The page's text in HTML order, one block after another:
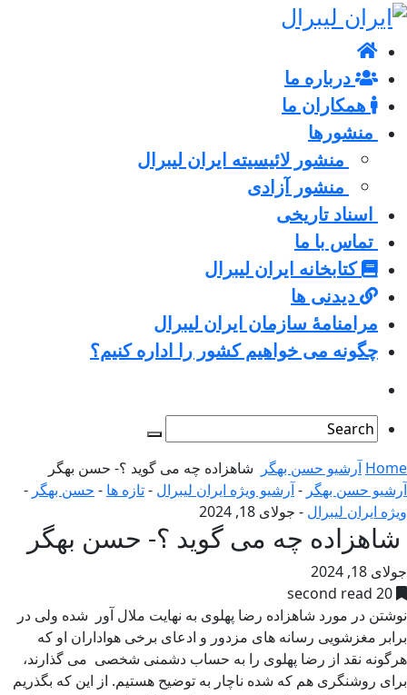
درباره ما
همکاران ما
منشورها
منشور لائیسیته ایران لیبرال
منشور آزادی
اسناد تاریخی
تماس با ما
کتابخانه ایران لیبرال
دیدنی ها
مرامنامۀ سازمان ایران لیبرال
چگونه می خواهیم کشور را اداره کنیم؟
Home آرشیو حسن بهگر
شاهزاده چه می گوید ؟- حسن بهگر
آرشیو حسن بهگر -آرشیو ویژه ایران لیبرال -تازه ها - حسن بهگر -
ویژه ایران لیبرال - جولای 18, 2024
شاهزاده چه می گوید ؟- حسن بهگر
جولای 18, 2024
20 second read
نوشتن در مورد شاهزاده رضا پهلوی به نهایت ملال آور شده ولی در
برابر مغزشویی رسانه های مزدور و ادعای برخی هواداران او که
هرگونه نقد از رضا پهلوی را به حساب دشمنی شخصی می گذارند،
برای روشنگری هم که شده ناچار به توضیح هستیم. از این که بگذریم